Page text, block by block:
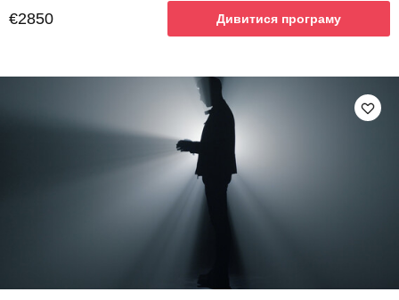
€2850 Дивитися програму